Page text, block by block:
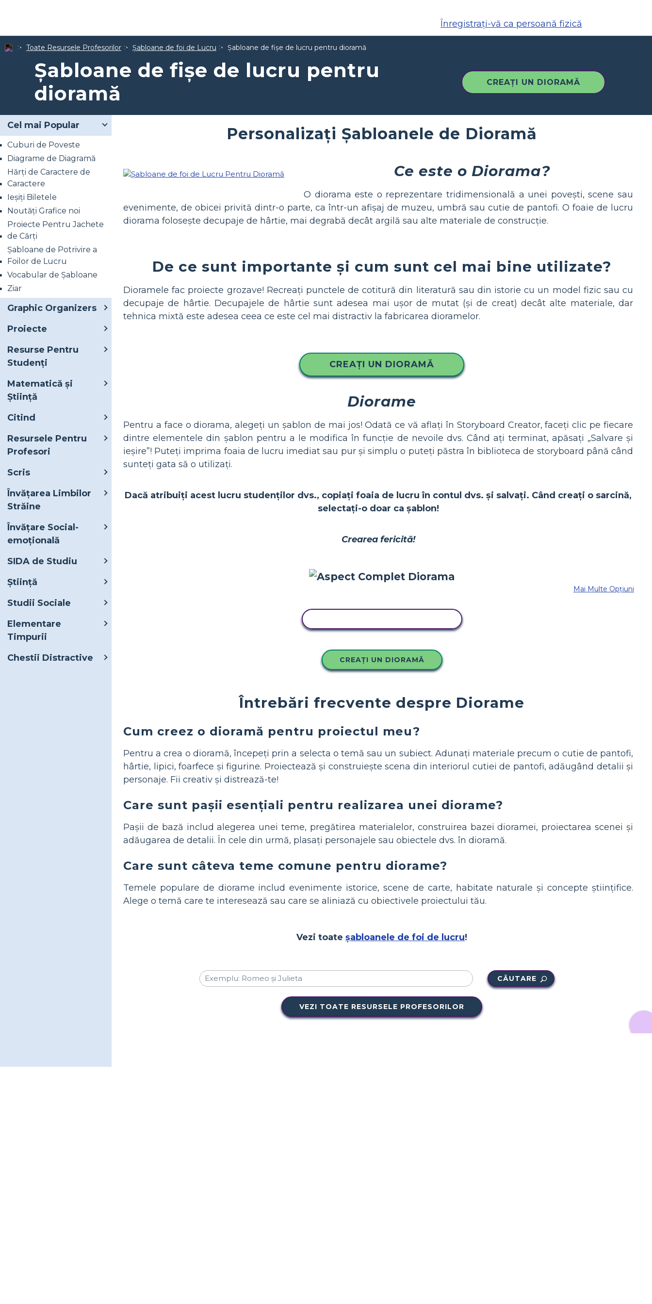
Înregistrați-vă ca persoană fizică
Toate Resursele Profesorilor Șabloane de foi de Lucru Șabloane de fișe de lucru pentru dioramă
Șabloane de fișe de lucru pentru
dioramă
CREAȚI UN DIORAMĂ
Cel mai Popular
Cuburi de Poveste
Diagrame de Diagramă
Hărți de Caractere de
Caractere
Ieșiți Biletele
Noutăți Grafice noi
Proiecte Pentru Jachete
de Cărți
Șabloane de Potrivire a
Foilor de Lucru
Vocabular de Șabloane
Ziar
Graphic Organizers
Proiecte
Resurse Pentru
Studenți
Matematică și
Știință
Citind
Resursele Pentru
Profesori
Scris
Învățarea Limbilor
Străine
Învățare Social-
emoțională
SIDA de Studiu
Ştiinţă
Studii Sociale
Elementare
Timpurii
Chestii Distractive
Personalizați Șabloanele de Dioramă
Ce este o Diorama?
O diorama este o reprezentare tridimensională a unei povești, scene sau
evenimente, de obicei privită dintr-o parte, ca într-un afișaj de muzeu, umbră sau cutie de pantofi. O foaie de lucru
diorama folosește decupaje de hârtie, mai degrabă decât argilă sau alte materiale de construcție.
De ce sunt importante și cum sunt cel mai bine utilizate?
Dioramele fac proiecte grozave! Recreați punctele de cotitură din literatură sau din istorie cu un model fizic sau cu
decupaje de hârtie. Decupajele de hârtie sunt adesea mai ușor de mutat (și de creat) decât alte materiale, dar
tehnica mixtă este adesea ceea ce este cel mai distractiv la fabricarea dioramelor.
CREAȚI UN DIORAMĂ
Diorame
Pentru a face o diorama, alegeți un șablon de mai jos! Odată ce vă aflați în Storyboard Creator, faceți clic pe fiecare
dintre elementele din șablon pentru a le modifica în funcție de nevoile dvs. Când ați terminat, apăsați „Salvare și
ieșire”! Puteți imprima foaia de lucru imediat sau pur și simplu o puteți păstra în biblioteca de storyboard până când
sunteți gata să o utilizați.
Dacă atribuiți acest lucru studenților dvs., copiați foaia de lucru în contul dvs. și salvați. Când creați o sarcină,
selectați-o doar ca șablon!
Crearea fericită!
Mai Multe Opțiuni
CREAȚI UN DIORAMĂ
Întrebări frecvente despre Diorame
Cum creez o dioramă pentru proiectul meu?
Pentru a crea o dioramă, începeți prin a selecta o temă sau un subiect. Adunați materiale precum o cutie de pantofi,
hârtie, lipici, foarfece și figurine. Proiectează și construiește scena din interiorul cutiei de pantofi, adăugând detalii și
personaje. Fii creativ și distrează-te!
Care sunt pașii esențiali pentru realizarea unei diorame?
Pașii de bază includ alegerea unei teme, pregătirea materialelor, construirea bazei dioramei, proiectarea scenei și
adăugarea de detalii. În cele din urmă, plasați personajele sau obiectele dvs. în dioramă.
Care sunt câteva teme comune pentru diorame?
Temele populare de diorame includ evenimente istorice, scene de carte, habitate naturale și concepte științifice.
Alege o temă care te interesează sau care se aliniază cu obiectivele proiectului tău.
Vezi toate șabloanele de foi de lucru!
CĂUTARE
VEZI TOATE RESURSELE PROFESORILOR